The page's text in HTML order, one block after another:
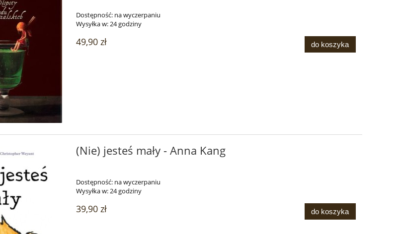
Dostępność: na wyczerpaniu
Wysyłka w:24 godziny
49,90 zł do koszyka
(Nie) jesteś mały - Anna Kang
Dostępność: na wyczerpaniu
Wysyłka w:24 godziny
39,90 zł do koszyka